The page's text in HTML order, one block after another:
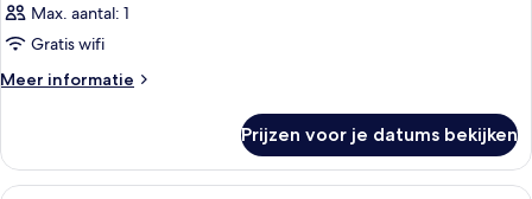
Max. aantal: 1
Gratis wifi
Meer informatie
Meer
Prijzen voor je datums bekijken